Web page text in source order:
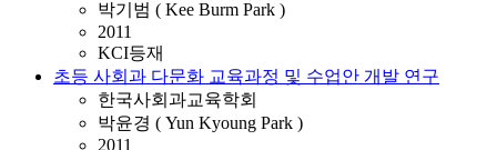
박기범 ( Kee Burm Park )
2011
KCI등재
초등 사회과 다문화 교육과정 및 수업안 개발 연구
한국사회과교육학회
박윤경 ( Yun Kyoung Park )
2011